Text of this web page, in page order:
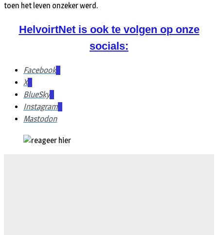
toen het leven onzeker werd.
HelvoirtNet is ook te volgen op onze
socials:
Facebook
X
BlueSky
Instagram
Mastodon